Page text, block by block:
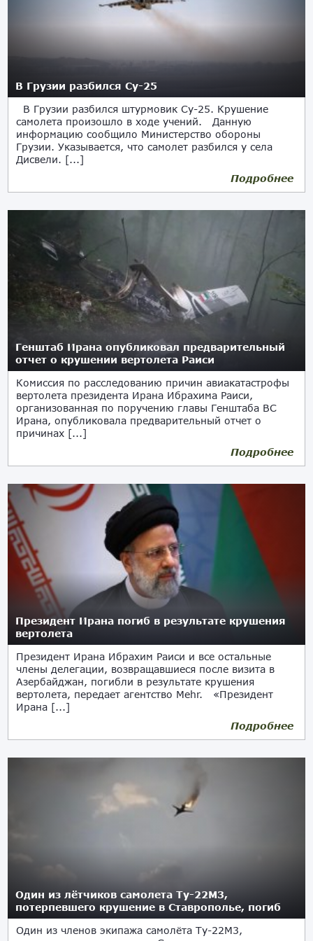
В Грузии разбился Су-25
В Грузии разбился штурмовик Су-25. Крушение
самолета произошло в ходе учений. Данную
информацию сообщило Министерство обороны
Грузии. Указывается, что самолет разбился у села
Дисвели. [...]
Подробнее
Генштаб Ирана опубликовал предварительный
отчет о крушении вертолета Раиси
Комиссия по расследованию причин авиакатастрофы
вертолета президента Ирана Ибрахима Раиси,
организованная по поручению главы Генштаба ВС
Ирана, опубликовала предварительный отчет о
причинах [...]
Подробнее
Президент Ирана погиб в результате крушения
вертолета
Президент Ирана Ибрахим Раиси и все остальные
члены делегации, возвращавшиеся после визита в
Азербайджан, погибли в результате крушения
вертолета, передает агентство Mehr. «Президент
Ирана [...]
Подробнее
Один из лётчиков самолета Ту-22М3,
потерпевшего крушение в Ставрополье, погиб
Один из членов экипажа самолёта Ту-22М3,